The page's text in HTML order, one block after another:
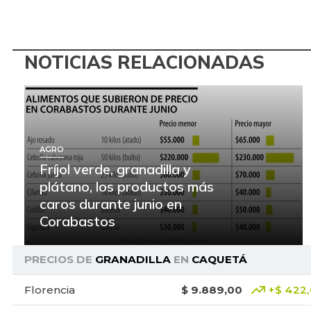
NOTICIAS RELACIONADAS
AGRO
Fríjol verde, granadilla y
plátano, los productos más
caros durante junio en
Corabastos
PRECIOS DE GRANADILLAEN CAQUETÁ
Florencia $ 9.889,00 +$